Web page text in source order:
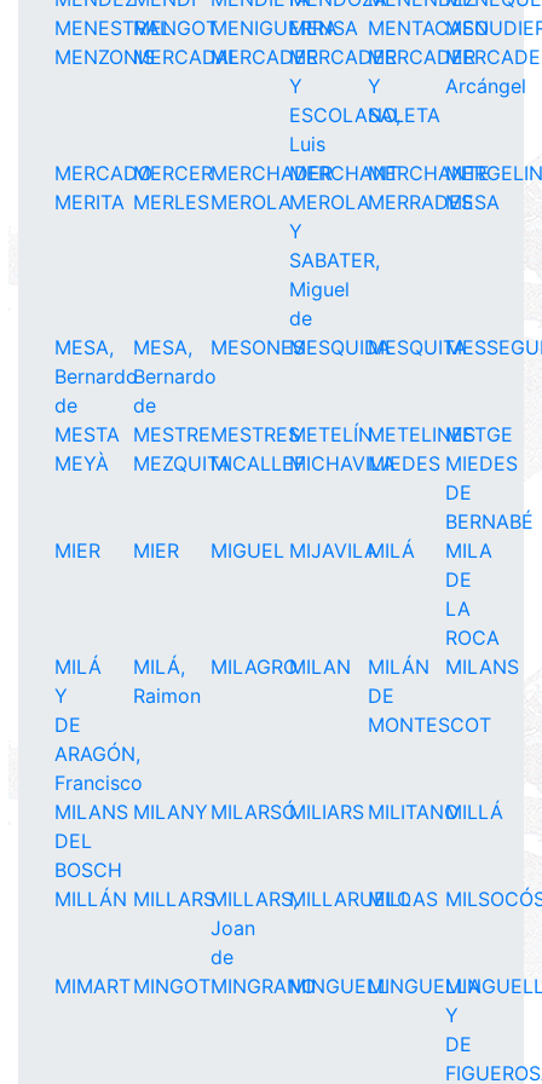
MENESTRALMENGOTMENIGUERRA
MENSA MENTACASO
MENZONISMERCADALMERCADERMERCADER
Y
ESCOLANO,
Luis
MERCADER
Y
SALETA
Arcángel
MERCADOMERCERMERCHADERMERCHANTMERCHANTE
MERITA MERLESMEROLAMEROLA
Y
SABATER,
Miguel
de
MERRADESMESA
MESA,
Bernardo
de
MESA,
Bernardo
de
MESONESMESQUIDAMESQUITA
MESTA MESTREMESTRESMETELÍNMETELINESMETGE
MEYÀ
MEZQUITAMICALLEFMICHAVILAMIEDES MIEDES
DE
BERNABÉ
MIER
MIER MIGUEL MIJAVILAMILÁ
MILA
DE
LA
ROCA
MILÁ
Y
DE
ARAGÓN,
Francisco
MILÁ,
Raimon
MILAGROMILAN
MILÁN
DE
MONTESCOT
MILANS
MILANS
DEL
BOSCH
MILANY MILARSÓMILIARS MILITANOMILLÁ
MILLÁN MILLARSMILLARS,
Joan
de
MILLARUELO
MILLAS
MIMARTMINGOTMINGRANOMINGUELLMINGUELLA
Y
DE